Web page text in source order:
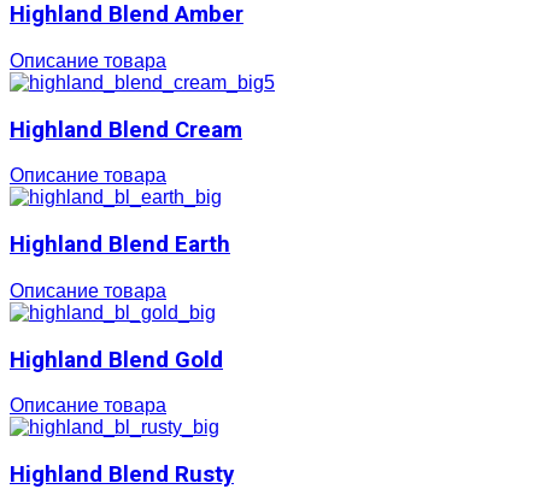
Highland Blend Amber
Описание товара
Highland Blend Cream
Описание товара
Highland Blend Earth
Описание товара
Highland Blend Gold
Описание товара
Highland Blend Rusty